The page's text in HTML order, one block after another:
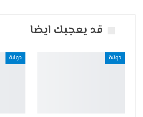
قد يعجبك ايضا
دولية دولية